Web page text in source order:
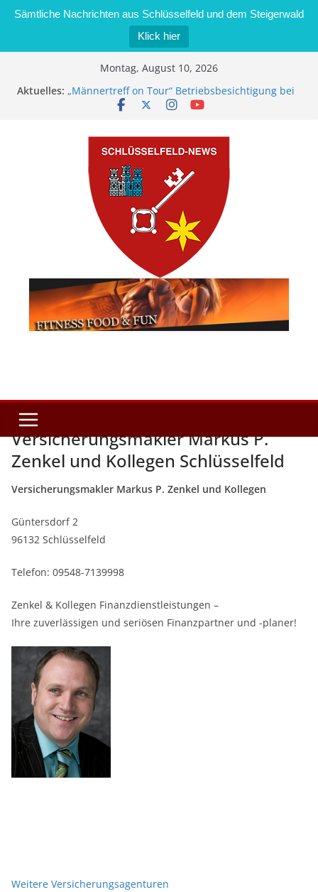
Sämtliche Nachrichten aus Schlüsselfeld und dem Steigerwald
Klick hier
Montag, August 10, 2026
Aktuelles: „Männertreff on Tour“ Betriebsbesichtigung bei
der Schreinerei Zimmermann GmbH
Brand in Sägewerk in Bernroth schnell unter
Kontrolle
Stadt Schlüsselfeld bietet Online-Anmeldung für
Kindergartenplätze an
Dieseldiebstahl im Wert von 600 Euro
Versicherungsmakler Markus P.
Zenkel und Kollegen Schlüsselfeld
Versicherungsmakler Markus P. Zenkel und Kollegen
Güntersdorf 2
96132 Schlüsselfeld
Telefon: 09548-7139998
Zenkel & Kollegen Finanzdienstleistungen –
Ihre zuverlässigen und seriösen Finanzpartner und -planer!
Weitere Versicherungsagenturen